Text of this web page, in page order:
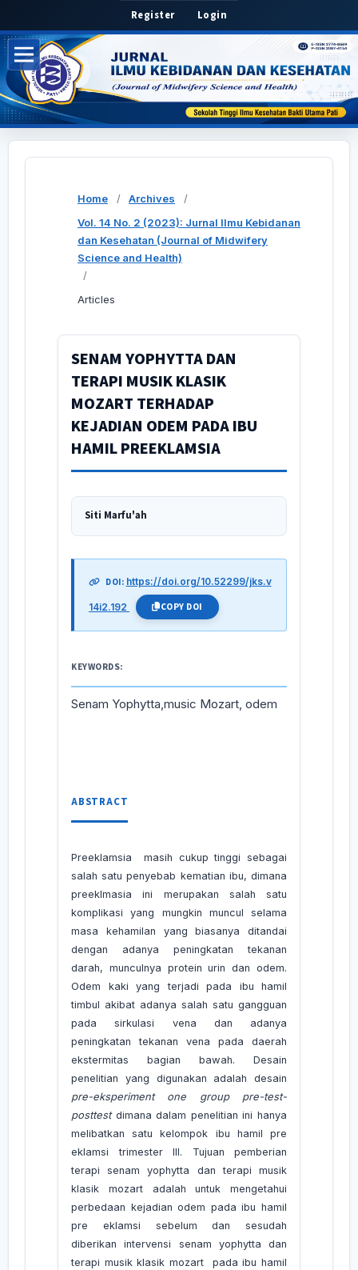
Register Login
Home / Archives
/
Vol. 14 No. 2 (2023): Jurnal Ilmu Kebidanan
dan Kesehatan (Journal of Midwifery
Science and Health)
/
Articles
SENAM YOPHYTTA DAN
TERAPI MUSIK KLASIK
MOZART TERHADAP
KEJADIAN ODEM PADA IBU
HAMIL PREEKLAMSIA
Siti Marfu'ah
DOI: https://doi.org/10.52299/jks.v
14i2.192 COPY DOI
KEYWORDS:
Senam Yophytta,music Mozart, odem
ABSTRACT
Preeklamsia masih cukup tinggi sebagai
salah satu penyebab kematian ibu, dimana
preeklmasia ini merupakan salah satu
komplikasi yang mungkin muncul selama
masa kehamilan yang biasanya ditandai
dengan adanya peningkatan tekanan
darah, munculnya protein urin dan odem.
Odem kaki yang terjadi pada ibu hamil
timbul akibat adanya salah satu gangguan
pada sirkulasi vena dan adanya
peningkatan tekanan vena pada daerah
ekstermitas bagian bawah. Desain
penelitian yang digunakan adalah desain
pre-eksperiment one group pre-test-
posttestdimana dalam penelitian ini hanya
melibatkan satu kelompok ibu hamil pre
eklamsi trimester III. Tujuan pemberian
terapi senam yophytta dan terapi musik
klasik mozart adalah untuk mengetahui
perbedaan kejadian odem pada ibu hamil
pre eklamsi sebelum dan sesudah
diberikan intervensi senam yophytta dan
terapi musik klasik mozart pada ibu hamil